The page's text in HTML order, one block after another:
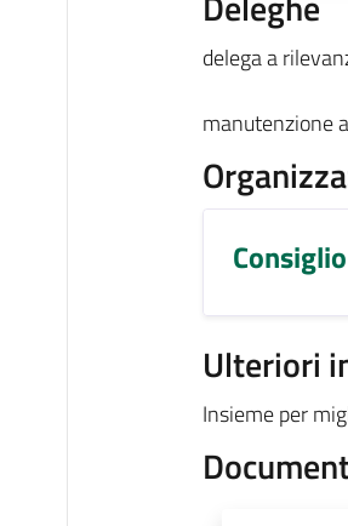
delega a
manutenzione
Consiglio
Ulteriori
Insieme per